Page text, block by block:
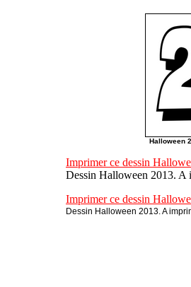
Halloween
Imprimer ce dessin
Dessin Halloween 2013. A
Imprimer ce dessin
Dessin Halloween 2013. A